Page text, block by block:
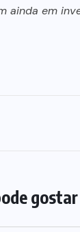
ainda em
gostar